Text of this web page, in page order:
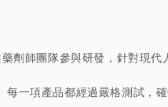
師團隊參與研發，針對現
一項產品都經過嚴格測試，